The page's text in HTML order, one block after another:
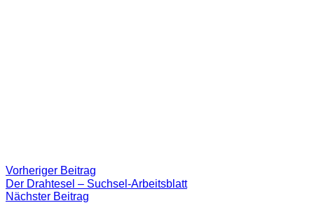
Beitragsnavigation
Vorheriger Beitrag
Beitrag:
Der Drahtesel – Suchsel-Arbeitsblatt
Nächster Beitrag